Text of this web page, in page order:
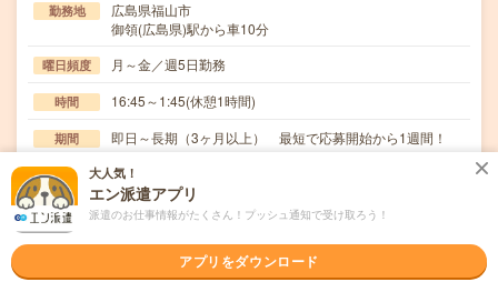
勤務地
広島県福山市
御領(広島県)駅から車10分
曜日頻度 月～金／週5日勤務
時間 16:45～1:45(休憩1時間)
期間 即日～長期（3ヶ月以上） 最短で応募開始から1週間！
時給 時給1300円～1625円
交通費
夜勤専属でしっかり稼げます○日中は用事を済ませたりで
きてプライベートとの両立がしやすいとの声も！お弁…
大人気！
エン派遣アプリ
派遣のお仕事情報がたくさん！プッシュ通知で受け取ろう！
アプリをダウンロード